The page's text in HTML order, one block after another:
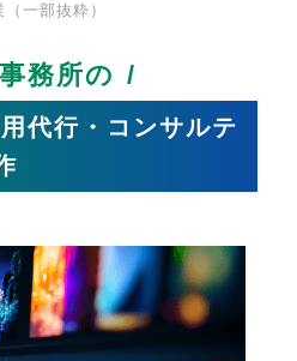
一部抜粋）
務所の
代行・コンサルテ